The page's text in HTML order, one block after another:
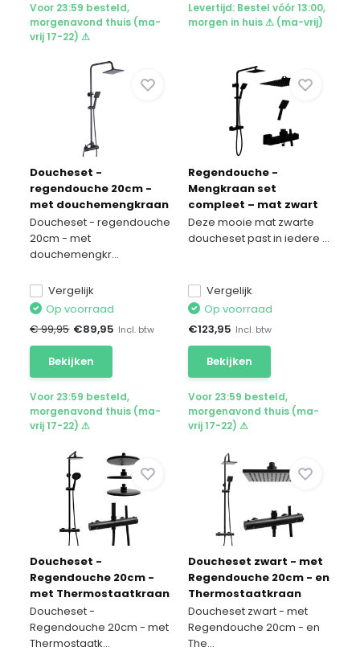
Voor 23:59 besteld,
morgenavond thuis (ma-
vrij 17-22) ⚠
Levertijd: Bestel vóór 13:00,
morgen in huis ⚠ (ma-vrij)
Doucheset -
regendouche 20cm -
met douchemengkraan
- zwart - linkshandig
Doucheset - regendouche
20cm - met
douchemengkr...
Vergelijk
Op voorraad
€ 99,95 €89,95 Incl. btw
Bekijken
Voor 23:59 besteld,
morgenavond thuis (ma-
vrij 17-22) ⚠
Regendouche -
Mengkraan set
compleet – mat zwart
Deze mooie mat zwarte
doucheset past in iedere ...
Vergelijk
Op voorraad
€123,95 Incl. btw
Bekijken
Voor 23:59 besteld,
morgenavond thuis (ma-
vrij 17-22) ⚠
Doucheset -
Regendouche 20cm -
met Thermostaatkraan
- Zwart
Doucheset -
Regendouche 20cm - met
Thermostaatk...
Doucheset zwart - met
Regendouche 20cm - en
Thermostaatkraan
Doucheset zwart - met
Regendouche 20cm - en
The...